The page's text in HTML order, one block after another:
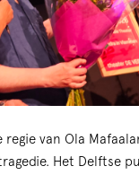
van Ola
Het Delftse